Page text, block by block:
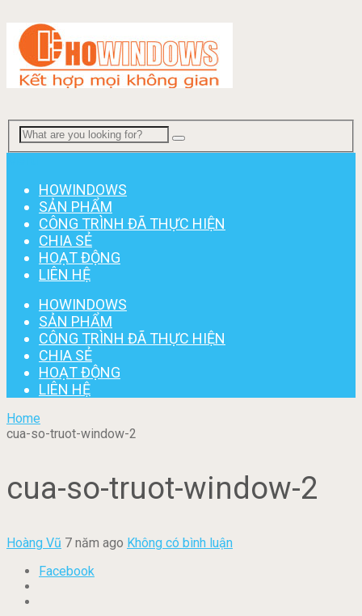
HOWINDOWS
SẢN PHẨM
CÔNG TRÌNH ĐÃ THỰC HIỆN
CHIA SẺ
HOẠT ĐỘNG
LIÊN HỆ
HOWINDOWS
SẢN PHẨM
CÔNG TRÌNH ĐÃ THỰC HIỆN
CHIA SẺ
HOẠT ĐỘNG
LIÊN HỆ
Home
cua-so-truot-window-2
cua-so-truot-window-2
Hoàng Vũ 7 năm ago Không có bình luận
Facebook